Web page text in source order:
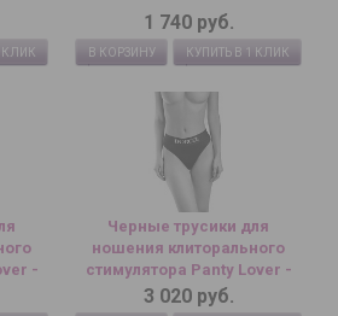
КЛИК
1 740 руб.
В КОРЗИНУ КУПИТЬ В 1 КЛИК
-
Черные трусики для
ношения клиторального
стимулятора Panty Lover -
size M
3 020 руб.